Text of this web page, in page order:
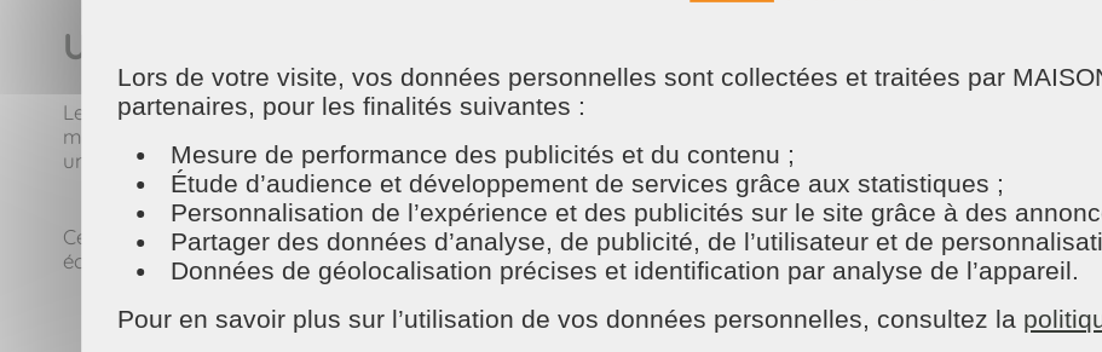
Un métier à fort impact
Le coordinateur ménage est un véritable pivot dans le bon fonctionnement de l’entreprise. Son rôle va bien
ménagères ; il est au cœur de la qualité de service, de la satisfaction des clients et du bien-être des
un lieu où propreté et confort se rencontrent, et chaque client bénéficie d’un service à la hauteur de ses
Ce rôle, bien qu’encore trop peu connu, est indispensable à l’excellence des prestations de Maison et
écoute, et qui fait la différence au quotidien.
Lors de votre visite, vos données personnelles sont collectées et traitées par
partenaires, pour les finalités suivantes :
Mesure de performance des publicités et du contenu ;
Étude d’audience et développement de services grâce aux statistiques ;
Personnalisation de l’expérience et des publicités sur le site grâce à des
Partager des données d’analyse, de publicité, de l’utilisateur et de
Données de géolocalisation précises et identification par analyse de l’appareil.
Pour en savoir plus sur l’utilisation de vos données personnelles, consultez la